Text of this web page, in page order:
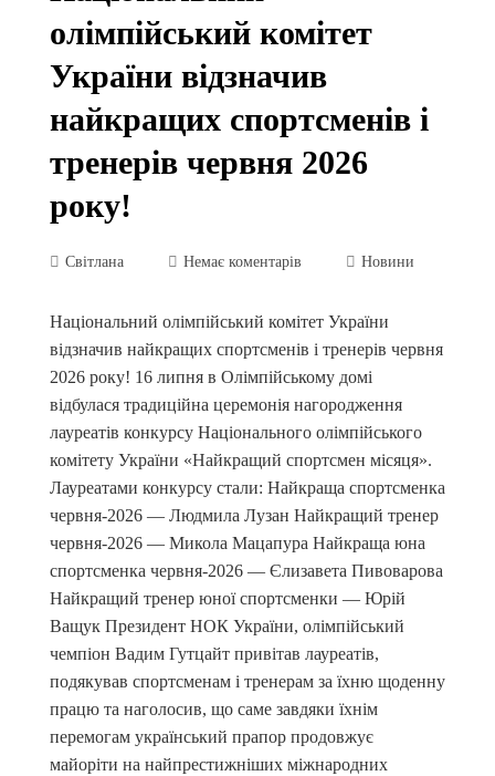
олімпійський комітет
України відзначив
найкращих спортсменів і
тренерів червня 2026
року!
Світлана Немає коментарів Новини
Національний олімпійський комітет України
відзначив найкращих спортсменів і тренерів червня
2026 року! 16 липня в Олімпійському домі
відбулася традиційна церемонія нагородження
лауреатів конкурсу Національного олімпійського
комітету України «Найкращий спортсмен місяця».
Лауреатами конкурсу стали: Найкраща спортсменка
червня-2026 — Людмила Лузан Найкращий тренер
червня-2026 — Микола Мацапура Найкраща юна
спортсменка червня-2026 — Єлизавета Пивоварова
Найкращий тренер юної спортсменки — Юрій
Ващук Президент НОК України, олімпійський
чемпіон Вадим Гутцайт привітав лауреатів,
подякував спортсменам і тренерам за їхню щоденну
працю та наголосив, що саме завдяки їхнім
перемогам український прапор продовжує
майоріти на найпрестижніших міжнародних